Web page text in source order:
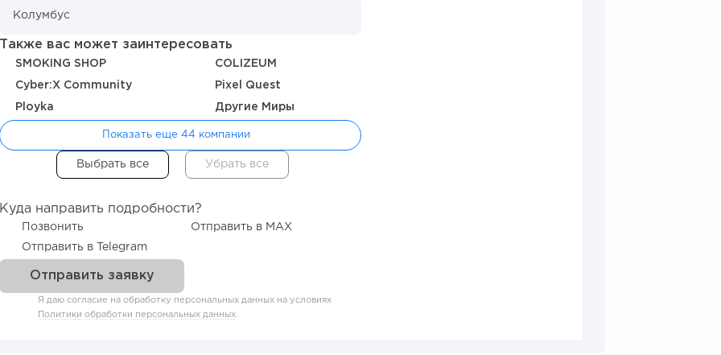
Также вас может заинтересовать
SMOKING SHOP COLIZEUM
Cyber:X Community Pixel Quest
Ployka Другие Миры
Показать еще 44 компании
Куда направить подробности?
Позвонить Отправить в MAX
Отправить в Telegram
Я даю согласие на обработку персональных данных на условиях
Политики обработки персональных данных.